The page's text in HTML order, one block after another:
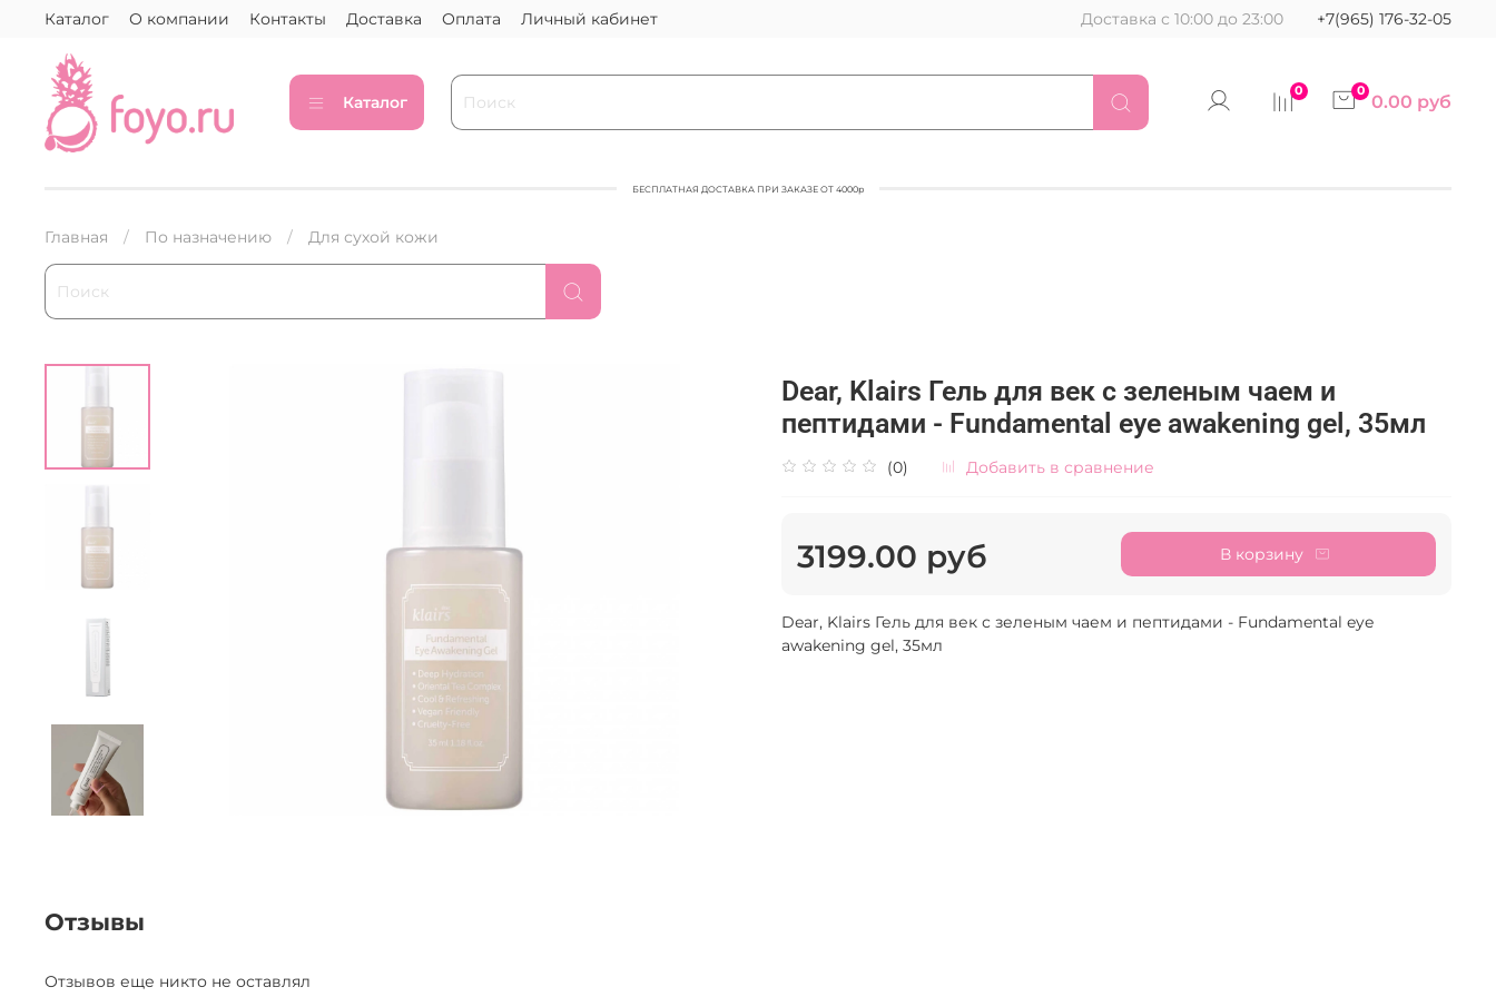
Каталог О компании Контакты Доставка Оплата Личный кабинет Доставка с 10:00 до 23:00 +7(965) 176-32-05
Каталог
0 0 0.00 руб
БЕСПЛАТНАЯ ДОСТАВКА ПРИ ЗАКАЗЕ ОТ 4000р
Главная По назначению Для сухой кожи
Dear, Klairs Гель для век с зеленым чаем и
пептидами - Fundamental eye awakening gel, 35мл
(0) Добавить в сравнение
3199.00 руб В корзину
Dear, Klairs Гель для век с зеленым чаем и пептидами - Fundamental eye
awakening gel, 35мл
Отзывы
Отзывов еще никто не оставлял